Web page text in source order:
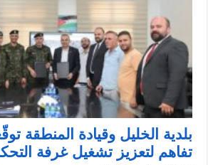
بلدية الخليل وقيادة المنطقة
تفاهم لتعزيز تشغيل غرفة